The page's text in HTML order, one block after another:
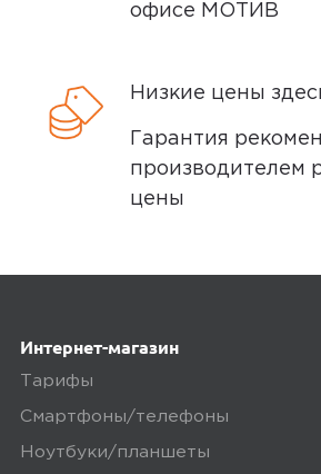
офисе МОТИВ
Низкие цены
Гарантия
производителем
цены
Интернет-магазин
Тарифы
Смартфоны/телефоны
Ноутбуки/планшеты